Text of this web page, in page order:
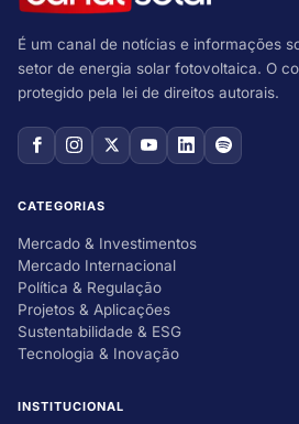
É um canal de notícias e informações
setor de energia solar fotovoltaica. O
protegido pela lei de direitos autorais.
CATEGORIAS
Mercado & Investimentos
Mercado Internacional
Política & Regulação
Projetos & Aplicações
Sustentabilidade & ESG
Tecnologia & Inovação
INSTITUCIONAL